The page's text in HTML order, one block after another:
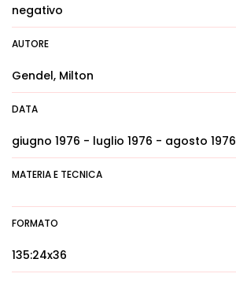
negativo
AUTORE
Gendel, Milton
DATA
giugno 1976 - luglio 1976 - agosto 1976
MATERIA E TECNICA
FORMATO
135:24x36